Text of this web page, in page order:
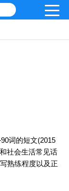
词的短文(2015
社会生活常见话
熟练程度以及正